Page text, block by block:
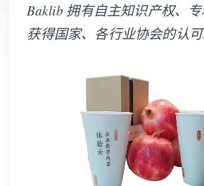
Baklib 拥有自主知识产权、
获得国家、各行业协会的认可